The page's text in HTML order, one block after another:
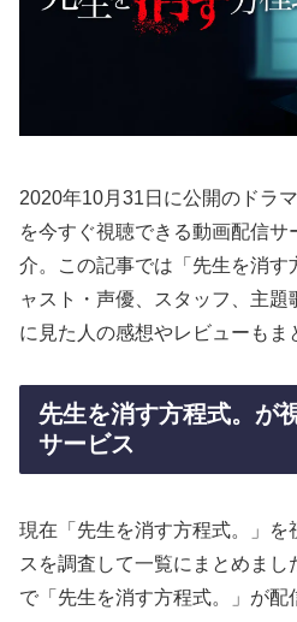
2020年10月31日に公開のドラ
を今すぐ視聴できる動画配信
介。この記事では「先生を消す
ャスト・声優、スタッフ、主
に見た人の感想やレビューもま
先生を消す方程式。が
サービス
現在「先生を消す方程式。」
スを調査して一覧にまとめまし
で「先生を消す方程式。」が配